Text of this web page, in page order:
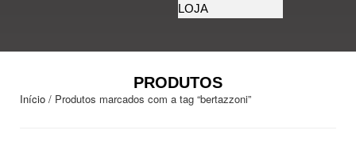
LOJA
PRODUTOS
Início / Produtos marcados com a tag “bertazzoni”